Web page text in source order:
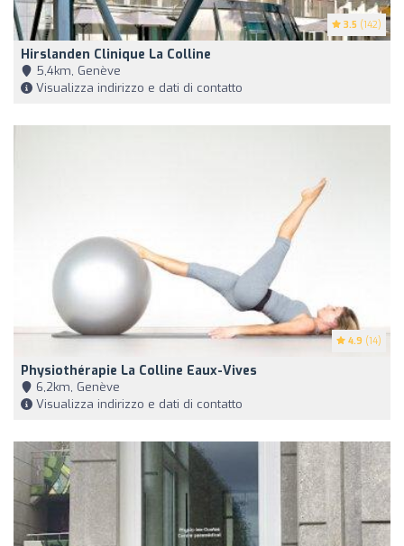
3.5 (142)
Hirslanden Clinique La Colline
5,4km, Genève
Visualizza indirizzo e dati di contatto
4.9 (14)
Physiothérapie La Colline Eaux-Vives
6,2km, Genève
Visualizza indirizzo e dati di contatto